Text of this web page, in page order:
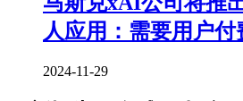
人应用：需要用户付
2024-11-29